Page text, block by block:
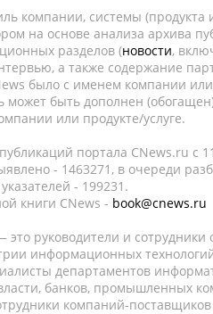
компании, системы (продукта
на основе анализа архива
разделов (новости,
а также содержание
было с именем компании
быть дополнен
или продукте/услуге.
портала CNews.ru c
- 1463271, в очереди
- 199231.
книги CNews - book@cnews.ru
это руководители и
информационных
департаментов
банков, промышленных
компаний-